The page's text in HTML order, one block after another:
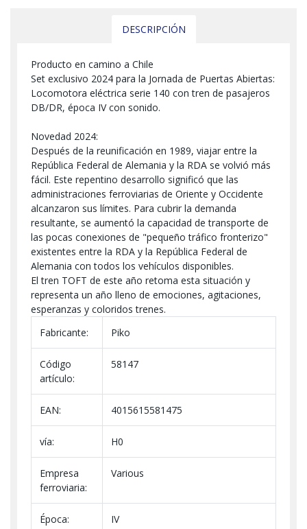
DESCRIPCIÓN
Producto en camino a Chile
Set exclusivo 2024 para la Jornada de Puertas Abiertas:
Locomotora eléctrica serie 140 con tren de pasajeros
DB/DR, época IV con sonido.
Novedad 2024:
Después de la reunificación en 1989, viajar entre la
República Federal de Alemania y la RDA se volvió más
fácil. Este repentino desarrollo significó que las
administraciones ferroviarias de Oriente y Occidente
alcanzaron sus límites. Para cubrir la demanda
resultante, se aumentó la capacidad de transporte de
las pocas conexiones de "pequeño tráfico fronterizo"
existentes entre la RDA y la República Federal de
Alemania con todos los vehículos disponibles.
El tren TOFT de este año retoma esta situación y
representa un año lleno de emociones, agitaciones,
esperanzas y coloridos trenes.
Fabricante:
Piko
Código
artículo:
58147
EAN: 4015615581475
vía: H0
Empresa
ferroviaria:
Various
Época: IV